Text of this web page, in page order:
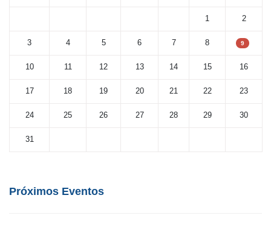
1 2
3 4 5 6 7 8 9
10 11 12 13 14 15 16
17 18 19 20 21 22 23
24 25 26 27 28 29 30
31
Próximos Eventos